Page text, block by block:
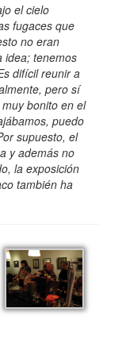
el cielo
fugaces que
no eran
idea; tenemos
difícil reunir a
pero sí
bonito en el
puedo
supuesto, el
y además no
la exposición
también ha